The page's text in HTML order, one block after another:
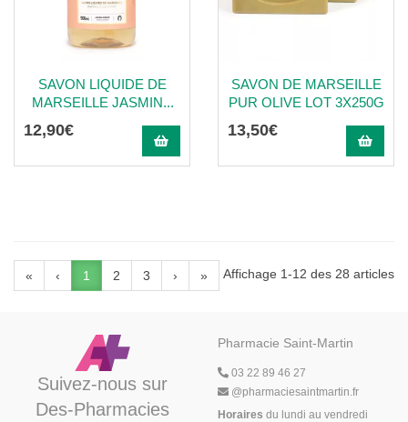
SAVON LIQUIDE DE
MARSEILLE JASMIN...
12,90€
SAVON DE MARSEILLE
PUR OLIVE LOT 3X250G
13,50€
« ‹ 1 2 3 › » Affichage 1-12 des 28 articles
Suivez-nous sur
Des-Pharmacies
Pharmacie Saint-Martin
03 22 89 46 27
@pharmaciesaintmartin.fr
Horaires du lundi au vendredi